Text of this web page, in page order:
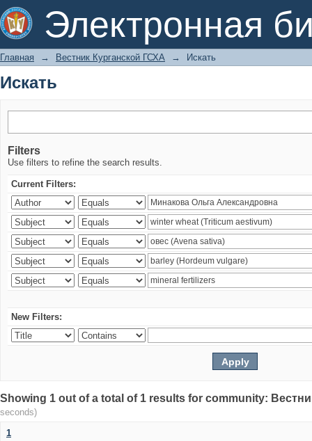
Электронная
Искать
Главная → Вестник Курганской ГСХА → Искать
Искать
Filters
Use filters to refine the search results.
Current Filters:
New Filters:
Showing 1 out of a total of 1 results for community:
seconds)
1